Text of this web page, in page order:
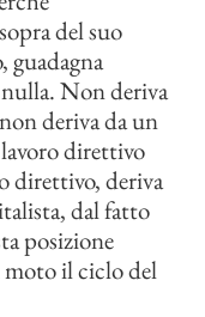
del suo
guadagna
Non deriva
deriva da un
direttivo
direttivo, deriva
dal fatto
posizione
moto il ciclo del